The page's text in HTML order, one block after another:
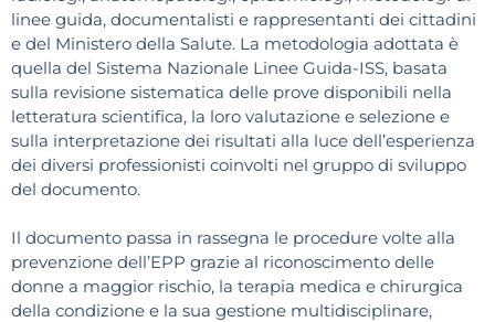
linee guida, documentalisti e rappresentanti dei cittadini
e del Ministero della Salute. La metodologia adottata è
quella del Sistema Nazionale Linee Guida-ISS, basata
sulla revisione sistematica delle prove disponibili nella
letteratura scientifica, la loro valutazione e selezione e
sulla interpretazione dei risultati alla luce dell’esperienza
dei diversi professionisti coinvolti nel gruppo di sviluppo
del documento.
Il documento passa in rassegna le procedure volte alla
prevenzione dell’EPP grazie al riconoscimento delle
donne a maggior rischio, la terapia medica e chirurgica
della condizione e la sua gestione multidisciplinare,